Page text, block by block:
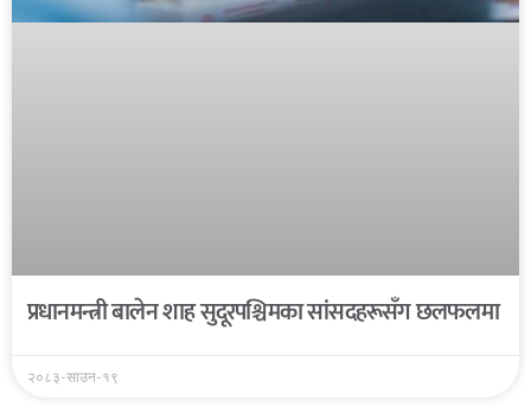
प्रधानमन्त्री बालेन शाह सुदूरपश्चिमका सांसदहरूसँग छलफलमा
२०८३-साउन-१९